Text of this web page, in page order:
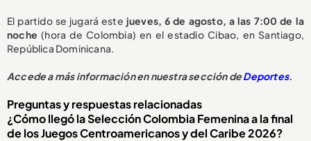
El partido se jugará este jueves, 6 de agosto, a las 7:00 de la
noche (hora de Colombia) en el estadio Cibao, en Santiago,
República Dominicana.
Accede a más información en nuestra sección deDeportes.
Preguntas y respuestas relacionadas
¿Cómo llegó la Selección Colombia Femenina a la final
de los Juegos Centroamericanos y del Caribe 2026?